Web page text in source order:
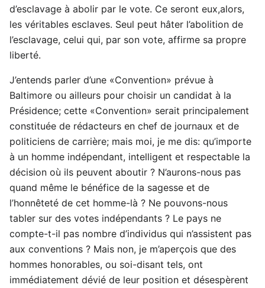
d’esclavage à abolir par le vote. Ce seront eux,alors,
les véritables esclaves. Seul peut hâter l’abolition de
l’esclavage, celui qui, par son vote, affirme sa propre
liberté.
J’entends parler d’une «Convention» prévue à
Baltimore ou ailleurs pour choisir un candidat à la
Présidence; cette «Convention» serait principalement
constituée de rédacteurs en chef de journaux et de
politiciens de carrière; mais moi, je me dis: qu’importe
à un homme indépendant, intelligent et respectable la
décision où ils peuvent aboutir ? N’aurons-nous pas
quand même le bénéfice de la sagesse et de
l’honnêteté de cet homme-là ? Ne pouvons-nous
tabler sur des votes indépendants ? Le pays ne
compte-t-il pas nombre d’individus qui n’assistent pas
aux conventions ? Mais non, je m’aperçois que des
hommes honorables, ou soi-disant tels, ont
immédiatement dévié de leur position et désespèrent